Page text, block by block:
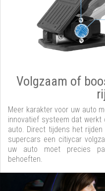
Volgzaam of
Meer karakter voor uw auto
innovatief systeem dat werkt
auto. Direct tijdens het
supercars een citiycar
uw auto moet precies
behoeften.